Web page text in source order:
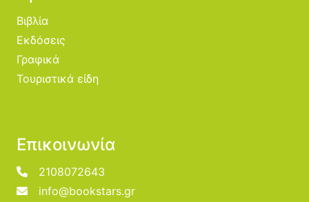
Βιβλία
Εκδόσεις
Γραφικά
Τουριστικά είδη
Επικοινωνία
2108072643
info@bookstars.gr